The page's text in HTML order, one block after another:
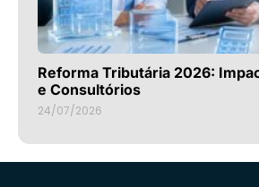
Reforma Tributária 2026:
e Consultórios
24/07/2026